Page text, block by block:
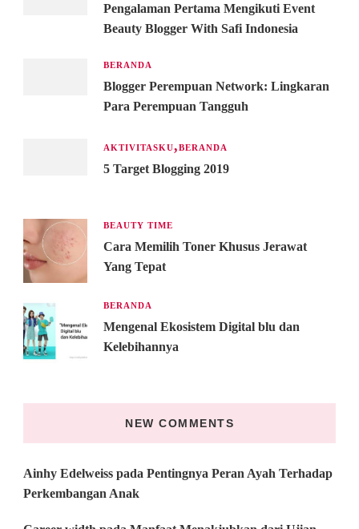
Pengalaman Pertama Mengikuti Event
Beauty Blogger With Safi Indonesia
BERANDA
Blogger Perempuan Network: Lingkaran
Para Perempuan Tangguh
AKTIVITASKU BERANDA
5 Target Blogging 2019
BEAUTY TIME
Cara Memilih Toner Khusus Jerawat
Yang Tepat
BERANDA
Mengenal Ekosistem Digital blu dan
Kelebihannya
NEW COMMENTS
Ainhy Edelweiss pada Pentingnya Peran Ayah Terhadap
Perkembangan Anak